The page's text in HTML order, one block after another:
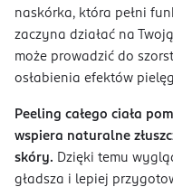
naskórka, która pełni
zaczyna działać na
może prowadzić do
osłabienia efektów
Peeling całego ciała
wspiera naturalne
skóry. Dzięki temu
gładsza i lepiej